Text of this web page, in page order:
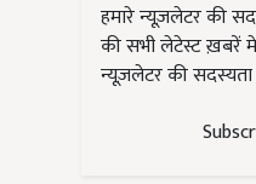
हमारे न्यूज़लेटर की
की सभी लेटेस्ट ख़बरें
न्यूज़लेटर की